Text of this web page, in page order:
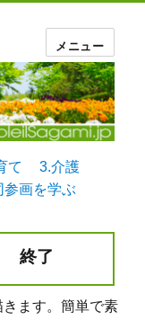
メニュー
て
3.介護
参画を学ぶ
終了
ます。簡単で素